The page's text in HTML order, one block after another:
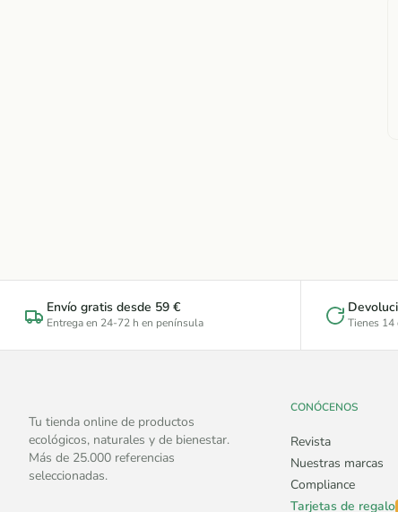
Envío gratis desde 59 €
Entrega en 24-72 h en península Tienes 14
Tu tienda online de productos
ecológicos, naturales y de bienestar.
Más de 25.000 referencias
seleccionadas.
CONÓCENOS
Revista
Nuestras marcas
Compliance
Tarjetas de regalo